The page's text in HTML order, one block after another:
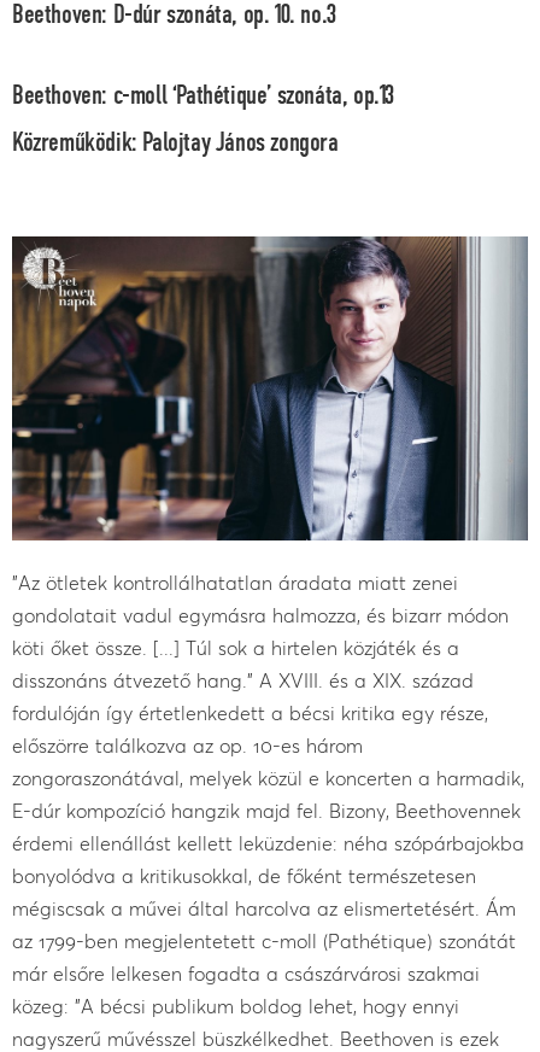
Beethoven: D-dúr szonáta, op. 10. no.3
Beethoven: c-moll ‘Pathétique’ szonáta, op.13
Közreműködik: Palojtay János zongora
"Az ötletek kontrollálhatatlan áradata miatt zenei
gondolatait vadul egymásra halmozza, és bizarr módon
köti őket össze. [...] Túl sok a hirtelen közjáték és a
disszonáns átvezető hang." A XVIII. és a XIX. század
fordulóján így értetlenkedett a bécsi kritika egy része,
előszörre találkozva az op. 10-es három
zongoraszonátával, melyek közül e koncerten a harmadik,
E-dúr kompozíció hangzik majd fel. Bizony, Beethovennek
érdemi ellenállást kellett leküzdenie: néha szópárbajokba
bonyolódva a kritikusokkal, de főként természetesen
mégiscsak a művei által harcolva az elismertetésért. Ám
az 1799-ben megjelentetett c-moll (Pathétique) szonátát
már elsőre lelkesen fogadta a császárvárosi szakmai
közeg: "A bécsi publikum boldog lehet, hogy ennyi
nagyszerű művésszel büszkélkedhet. Beethoven is ezek